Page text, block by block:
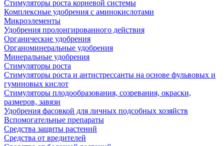
Стимуляторы роста корневой системы
Комплексные удобрения с аминокислотами
Микроэлементы
Удобрения пролонгированного действия
Органические удобрения
Органоминеральные удобрения
Минеральные удобрения
Стимуляторы роста
Стимуляторы роста и антистрессанты на основе фульвовых и
гуминовых кислот
Стимуляторы плодообразования, созревания, окраски,
размеров, завязи
Удобрения фасовкой для личных подсобных хозяйств
Вспомогательные препараты
Средства защиты растений
Средства от вредителей